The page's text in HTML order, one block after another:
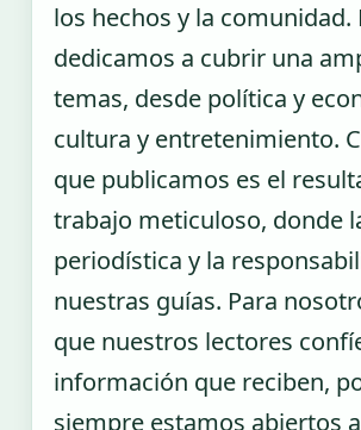
los hechos y la comunidad.
dedicamos a cubrir una
temas, desde política y
cultura y entretenimiento.
que publicamos es el
trabajo meticuloso, donde
periodística y la
nuestras guías. Para
que nuestros lectores
información que reciben,
siempre estamos abiertos